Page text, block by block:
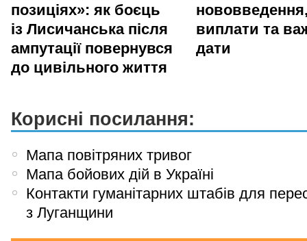
позиціях»: як боєць
із Лисичанська після
ампутації повернувся
до цивільного життя
виплати та
дати
Корисні посилання:
Мапа повітряних тривог
Мапа бойових дій в Україні
Контакти гуманітарних штабів для
з Луганщини